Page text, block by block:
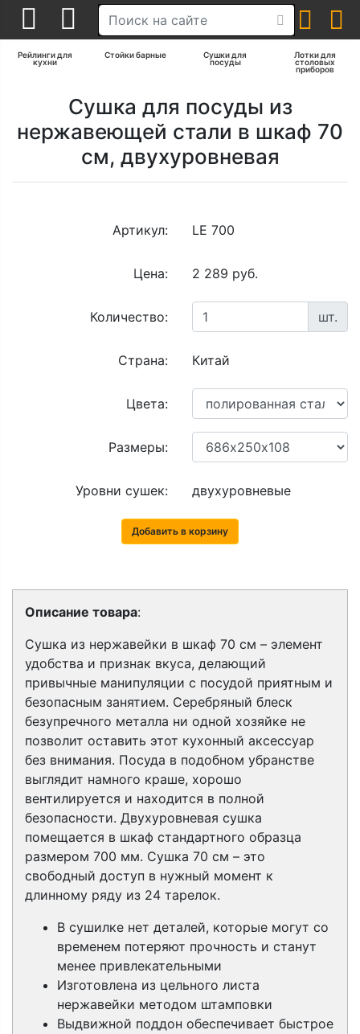
Рейлинги для
кухни
Стойки барные Сушки для
посуды
Лотки для
столовых
приборов
Сушка для посуды из
нержавеющей стали в шкаф 70
см, двухуровневая
Артикул: LE 700
Цена: 2 289 руб.
Количество: шт.
Страна: Китай
Цвета:
Размеры:
Уровни сушек: двухуровневые
Добавить в корзину
Описание товара:
Сушка из нержавейки в шкаф 70 см – элемент
удобства и признак вкуса, делающий
привычные манипуляции с посудой приятным и
безопасным занятием. Серебряный блеск
безупречного металла ни одной хозяйке не
позволит оставить этот кухонный аксессуар
без внимания. Посуда в подобном убранстве
выглядит намного краше, хорошо
вентилируется и находится в полной
безопасности. Двухуровневая сушка
помещается в шкаф стандартного образца
размером 700 мм. Сушка 70 см – это
свободный доступ в нужный момент к
длинному ряду из 24 тарелок.
В сушилке нет деталей, которые могут со
временем потеряют прочность и станут
менее привлекательными
Изготовлена из цельного листа
нержавейки методом штамповки
Выдвижной поддон обеспечивает быстрое